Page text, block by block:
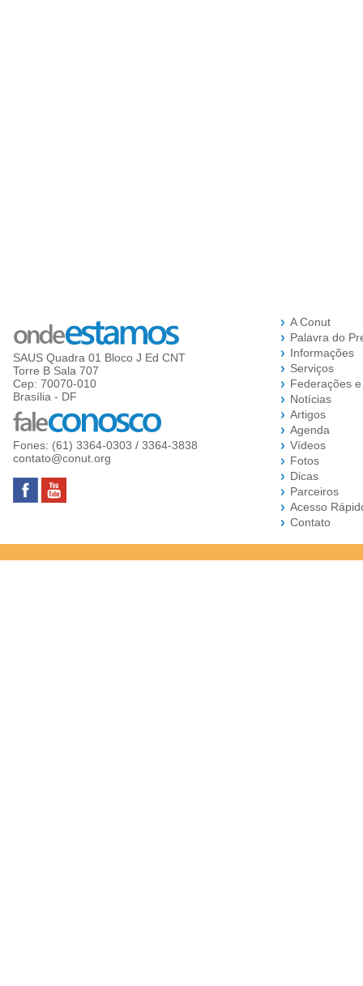
SAUS Quadra 01 Bloco J Ed CNT
Torre B Sala 707
Cep: 70070-010
Brasília - DF
Fones: (61) 3364-0303 / 3364-3838
contato@conut.org
A Conut
Palavra do
Informações
Serviços
Federações
Notícias
Artigos
Agenda
Vídeos
Fotos
Dicas
Parceiros
Acesso
Contato